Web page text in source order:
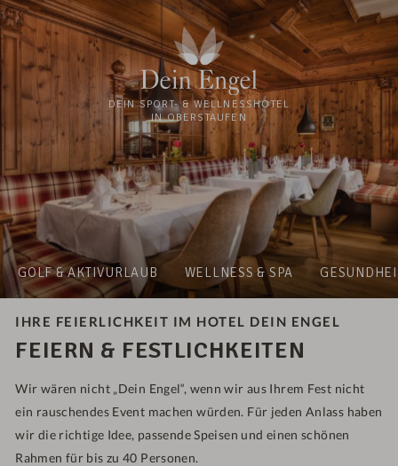
DEIN SPORT- & WELLNESSHOTEL
IN OBERSTAUFEN
GOLF & AKTIVURLAUB WELLNESS & SPA
IHRE FEIERLICHKEIT IM HOTEL DEIN ENGEL
FEIERN & FESTLICHKEITEN
Wir wären nicht „Dein Engel“, wenn wir aus Ihrem Fest nicht
ein rauschendes Event machen würden. Für jeden Anlass haben
wir die richtige Idee, passende Speisen und einen schönen
Rahmen für bis zu 40 Personen.